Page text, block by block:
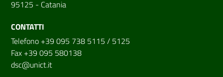
95125 - Catania
CONTATTI
Telefono +39 095 738 5115 / 5125
Fax +39 095 580138
dsc@unict.it